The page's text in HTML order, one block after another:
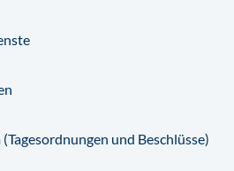
und Beschlüsse)